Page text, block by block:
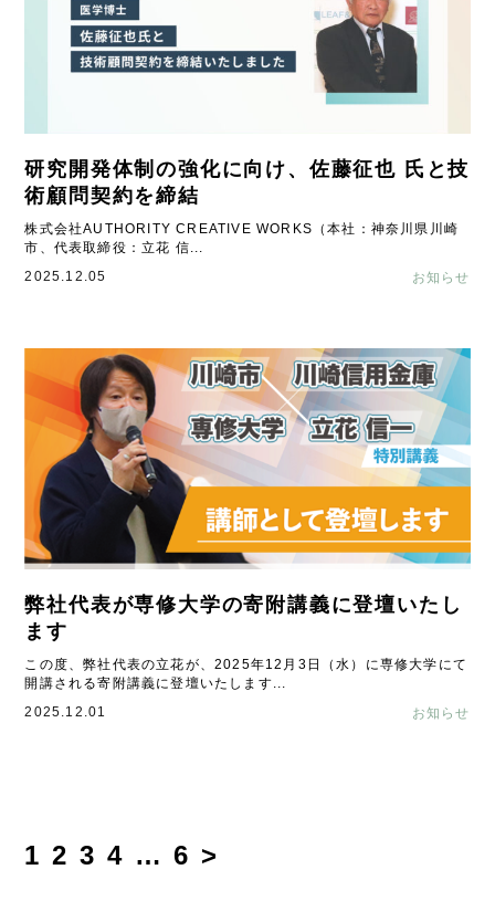
研究開発体制の強化に向け、佐藤征也 氏と技
術顧問契約を締結
株式会社AUTHORITY CREATIVE WORKS（本社：神奈川県川崎
市、代表取締役：立花 信...
2025.12.05
お知らせ
弊社代表が専修大学の寄附講義に登壇いたし
ます
この度、弊社代表の立花が、2025年12月3日（水）に専修大学にて
開講される寄附講義に登壇いたします...
2025.12.01
お知らせ
1 2 3 4 … 6 >